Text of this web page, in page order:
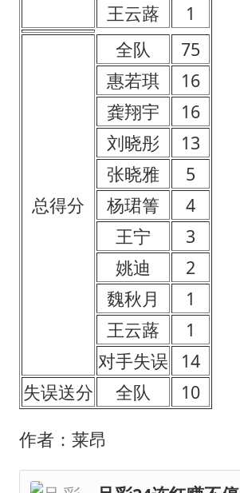
王云蕗
1
总得分
全队
75
惠若琪
16
龚翔宇
16
刘晓彤
13
张晓雅
5
杨珺箐
4
王宁
3
姚迪
2
魏秋月
1
王云蕗
1
对手失误
14
失误送分
全队 10
作者：莱昂